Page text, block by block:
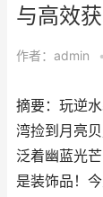
与高效
作者： admin •
摘要：玩逆
湾捡到月亮
泛着幽蓝光
是装饰品！